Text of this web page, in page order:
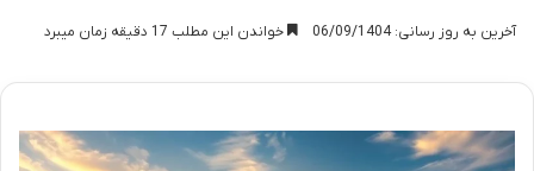
آخرین به روز رسانی: 06/09/1404 خواندن این مطلب 17 دقیقه زمان میبرد